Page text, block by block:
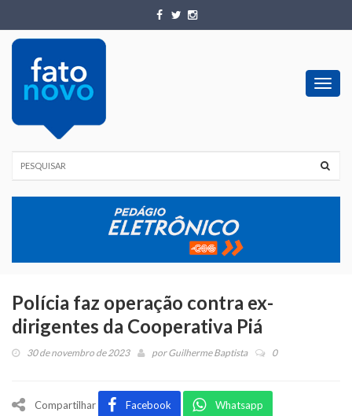
Polícia faz operação contra ex-
dirigentes da Cooperativa Piá
30 de novembro de 2023 porGuilherme Baptista 0
Compartilhar Facebook Whatsapp